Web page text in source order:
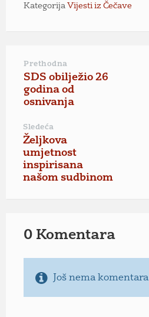
Kategorija Vijesti iz Čečave
Prethodna
SDS obilježio 26
godina od
osnivanja
Sledeća
Željkova
umjetnost
inspirisana
našom sudbinom
0 Komentara
Još nema komentara